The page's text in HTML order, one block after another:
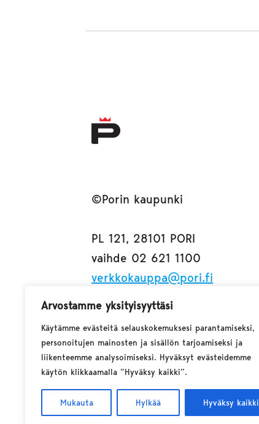
Arvostamme yksityisyyttäsi
Käytämme evästeitä selauskokemuksesi parantamiseksi,
personoitujen mainosten ja sisällön tarjoamiseksi ja
liikenteemme analysoimiseksi. Hyväksyt evästeidemme
käytön klikkaamalla ”Hyväksy kaikki”.
Mukauta Hylkää Hyväksy kaikki
©Porin kaupunki
PL 121, 28101 PORI
vaihde 02 621 1100
verkkokauppa@pori.fi
etunimi.sukunimi@pori.fi